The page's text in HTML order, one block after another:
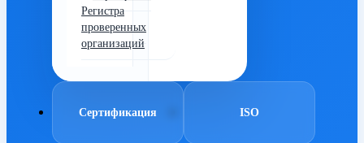
Регистра
проверенных
организаций
Сертификация ISO